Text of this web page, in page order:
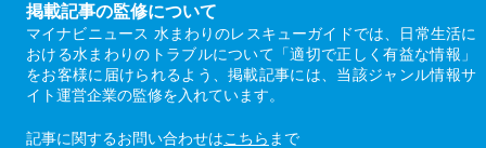
掲載記事の監修について
マイナビニュース 水まわりのレスキューガイドでは、日常生活に
おける水まわりのトラブルについて「適切で正しく有益な情報」
をお客様に届けられるよう、掲載記事には、当該ジャンル情報サ
イト運営企業の監修を入れています。
記事に関するお問い合わせはこちら まで